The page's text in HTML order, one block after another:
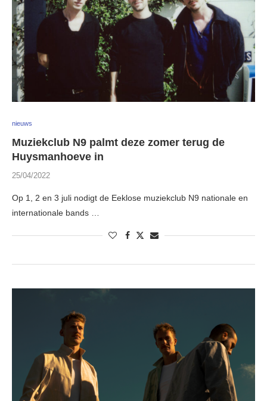
nieuws
Muziekclub N9 palmt deze zomer terug de
Huysmanhoeve in
25/04/2022
Op 1, 2 en 3 juli nodigt de Eeklose muziekclub N9 nationale en
internationale bands …